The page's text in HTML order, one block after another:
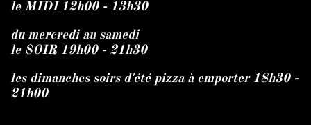
le MIDI 12h00 - 13h30
du mercredi au samedi
le SOIR 19h00 - 21h30
les dimanches soirs d'été pizza à emporter 18h30 -
21h00